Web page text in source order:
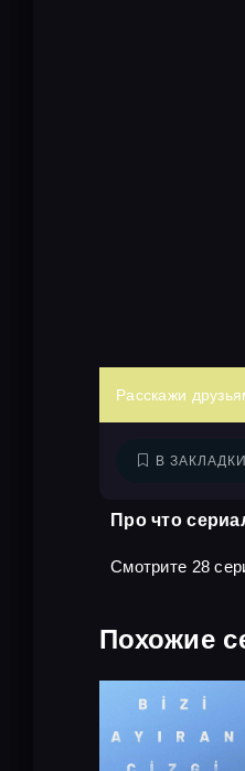
Расскажи
В ЗАКЛАДКИ
Про что
Смотрите 28
Похожие